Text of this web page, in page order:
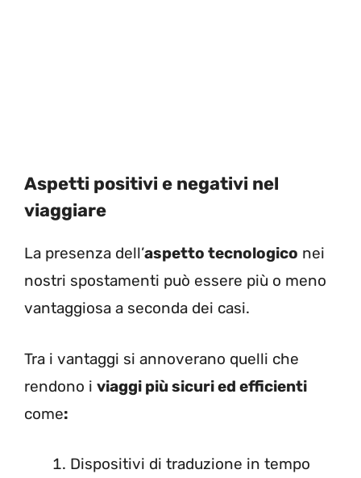
Aspetti positivi e negativi nel
viaggiare
La presenza dell’aspetto tecnologico nei
nostri spostamenti può essere più o meno
vantaggiosa a seconda dei casi.
Tra i vantaggi si annoverano quelli che
rendono i viaggi più sicuri ed efficienti
come:
Dispositivi di traduzione in tempo